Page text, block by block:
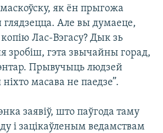
як ён прыгожа
глядзецца. Але вы думаеце,
Лас-Вэгасу? Дык зь
зробіш, гэта звычайны горад,
Прывучыць людзей
масава не паедзе”.
заявіў, што паўгода таму
і зацікаўленым ведамствам